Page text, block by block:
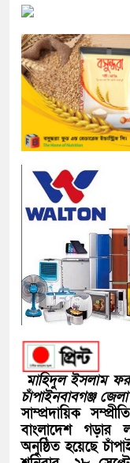
মাহিদুল ইসলাম
চাঁপাইনবাবগঞ্জ জেলা
সাম্প্রদায়িক
বাংলাদেশ গড়ার
অনুষ্ঠিত হয়েছে